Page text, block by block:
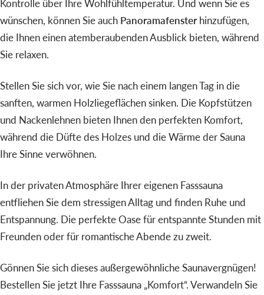
Kontrolle über Ihre Wohlfühltemperatur. Und wenn Sie es
wünschen, können Sie auch Panoramafenster hinzufügen,
die Ihnen einen atemberaubenden Ausblick bieten, während
Sie relaxen.
Stellen Sie sich vor, wie Sie nach einem langen Tag in die
sanften, warmen Holzliegeflächen sinken. Die Kopfstützen
und Nackenlehnen bieten Ihnen den perfekten Komfort,
während die Düfte des Holzes und die Wärme der Sauna
Ihre Sinne verwöhnen.
In der privaten Atmosphäre Ihrer eigenen Fasssauna
entfliehen Sie dem stressigen Alltag und finden Ruhe und
Entspannung. Die perfekte Oase für entspannte Stunden mit
Freunden oder für romantische Abende zu zweit.
Gönnen Sie sich dieses außergewöhnliche Saunavergnügen!
Bestellen Sie jetzt Ihre Fasssauna „Komfort“. Verwandeln Sie